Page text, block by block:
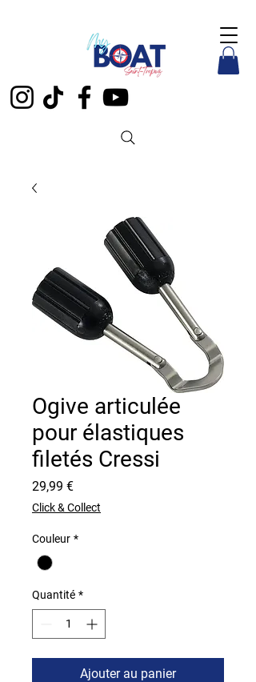
Ogive articulée
pour élastiques
filetés Cressi
29,99 €Prix
Click & Collect
Couleur *
Quantité *
Ajouter au panier